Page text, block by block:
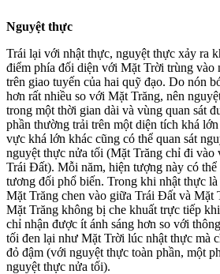
Nguyệt thực
Trái lại với nhật thực, nguyệt thực xảy ra
điểm phía đối diện với Mặt Trời trùng vào
trên giao tuyến của hai quỹ đạo. Do nón
hơn rất nhiều so với Mặt Trăng, nên
trong một thời gian dài và vùng quan sát
phần thường trải trên một diện tích khá
vực khá lớn khác cũng có thể quan sát
nguyệt thực nửa tối (Mặt Trăng chỉ đi vào
Trái Đất). Mỗi năm, hiện tượng này có thể
tương đối phổ biến. Trong khi nhật thực
Mặt Trăng chen vào giữa Trái Đất và Mặt
Mặt Trăng không bị che khuất trực tiếp
chỉ nhận được ít ánh sáng hơn so với
tối đen lại như Mặt Trời lúc nhật thực mà
đỏ đậm (với nguyệt thực toàn phần, một
nguyệt thực nửa tối).